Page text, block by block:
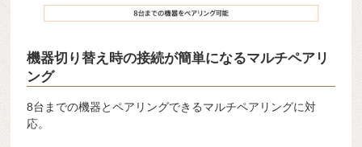
機器切り替え時の接続が簡単になるマルチペアリ
ング
8台までの機器とペアリングできるマルチペアリングに対
応。